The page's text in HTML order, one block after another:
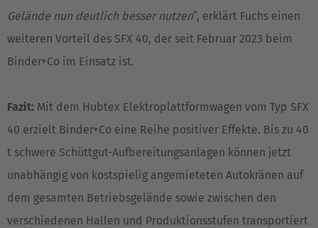
Gelände nun deutlich besser nutzen“, erklärt Fuchs einen
weiteren Vorteil des SFX 40, der seit Februar 2023 beim
Binder+Co im Einsatz ist.
Fazit: Mit dem Hubtex Elektroplattformwagen vom Typ SFX
40 erzielt Binder+Co eine Reihe positiver Effekte. Bis zu 40
t schwere Schüttgut-Aufbereitungsanlagen können jetzt
unabhängig von kostspielig angemieteten Autokränen auf
dem gesamten Betriebsgelände sowie zwischen den
verschiedenen Hallen und Produktionsstufen transportiert